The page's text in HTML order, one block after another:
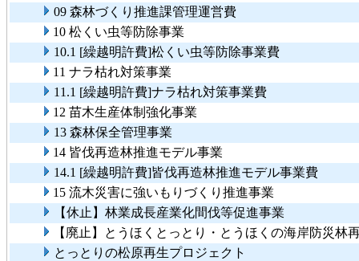
09 森林づくり推進課管理運営費
10 松くい虫等防除事業
10.1 [繰越明許費]松くい虫等防除事業費
11 ナラ枯れ対策事業
11.1 [繰越明許費]ナラ枯れ対策事業費
12 苗木生産体制強化事業
13 森林保全管理事業
14 皆伐再造林推進モデル事業
14.1 [繰越明許費]皆伐再造林推進モデル事業費
15 流木災害に強いもりづくり推進事業
【休止】林業成長産業化間伐等促進事業
【廃止】とうほくとっとり・とうほくの海岸防災林
とっとりの松原再生プロジェクト